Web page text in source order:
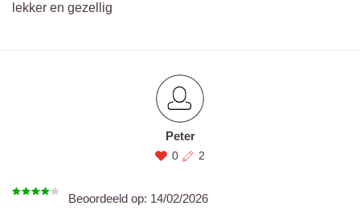
lekker en gezellig
Peter
0 2
Beoordeeld op: 14/02/2026